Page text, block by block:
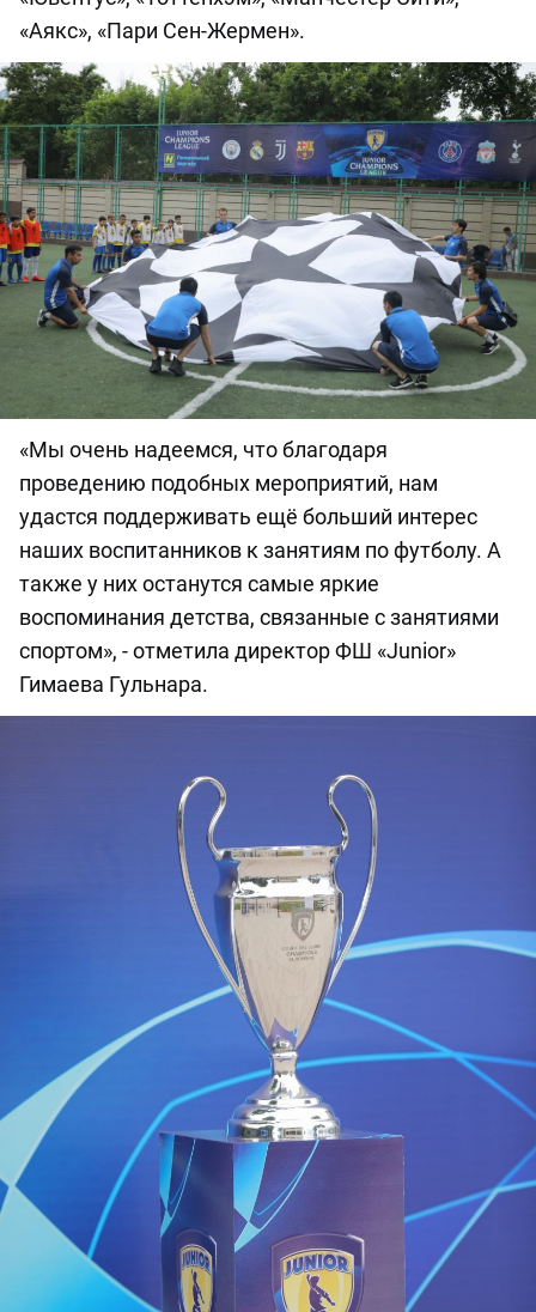
«Аякс», «Пари Сен-Жермен».
«Мы очень надеемся, что благодаря
проведению подобных мероприятий, нам
удастся поддерживать ещё больший интерес
наших воспитанников к занятиям по футболу. А
также у них останутся самые яркие
воспоминания детства, связанные с занятиями
спортом», - отметила директор ФШ «Junior»
Гимаева Гульнара.